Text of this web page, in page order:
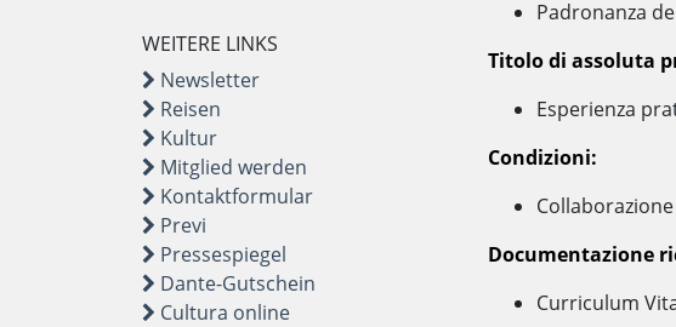
WEITERE LINKS
Newsletter
Reisen
Kultur
Mitglied werden
Kontaktformular
Previ
Pressespiegel
Dante-Gutschein
Cultura online
Padronanza
Titolo di assoluta
Esperienza
Condizioni:
Documentazione
Curriculum